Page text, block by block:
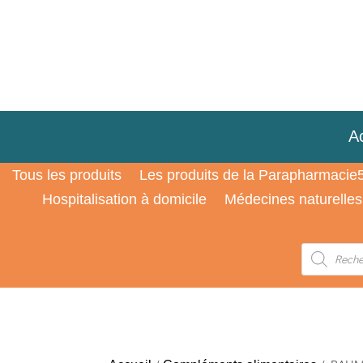
Tous les produits Les produits de la
Hospitalisation à domicile
Médecines naturelles
Recherche
produits